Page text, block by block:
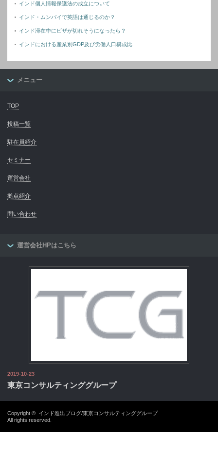
インド個人情報保護法の成立について
インド・ムンバイで英語は通じるのか？
インド滞在中にビザが切れそうになったら？
インドにおける産業別GDP及び労働人口構成比
メニュー
TOP
投稿一覧
駐在員紹介
セミナー
運営会社
拠点紹介
問い合わせ
運営会社HPはこちら
2019-10-23
東京コンサルティンググループ
Copyright © インド進出ブログ/東京コンサルティンググループ
All rights reserved.